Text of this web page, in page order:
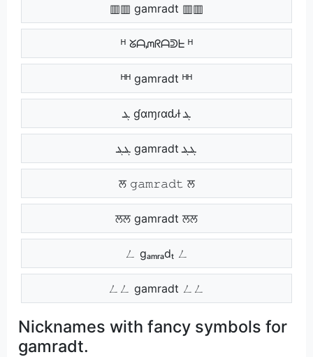
▥▥ gamradt ▥▥
ᴴ ᘜᗩᘻᖇᗩᕲᖶ ᴴ
ᴴᴴ gamradt ᴴᴴ
ܔ ɠαɱɾαԃƚ ܔ
ܔܔ gamradt ܔܔ
ਲ 𝚐𝚊𝚖𝚛𝚊𝚍𝚝 ਲ
ਲਲ gamradt ਲਲ
ㄥ gₐₘᵣₐdₜ ㄥ
ㄥㄥ gamradt ㄥㄥ
Nicknames with fancy symbols for
gamradt.